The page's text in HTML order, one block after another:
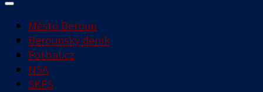
Město Beroun
Berounský deník
Fotbal.cz
NSA
SKFS